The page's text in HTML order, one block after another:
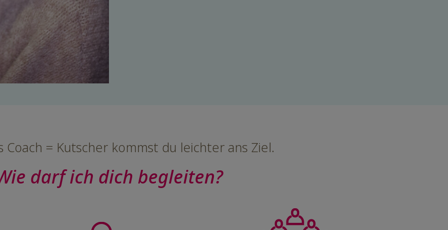
Coach = Kutscher kommst du leichter ans Ziel.
darf ich dich begleiten?